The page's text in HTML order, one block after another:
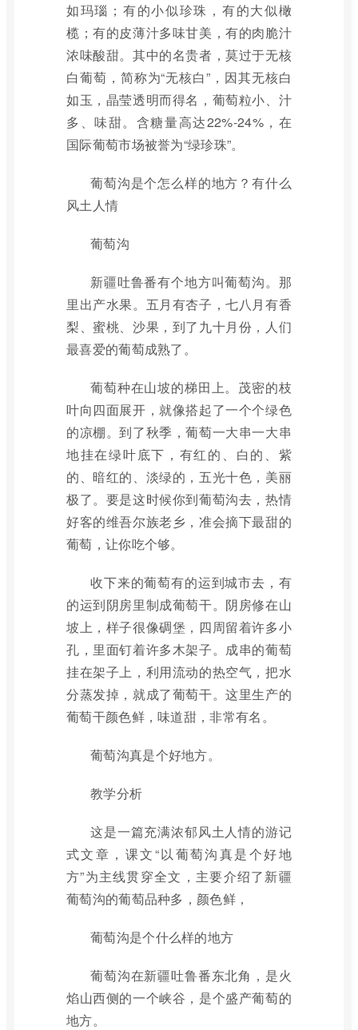
如玛瑙；有的小似珍珠，有的大似橄
榄；有的皮薄汁多味甘美，有的肉脆汁
浓味酸甜。其中的名贵者，莫过于无核
白葡萄，简称为“无核白”，因其无核白
如玉，晶莹透明而得名，葡萄粒小、汁
多、味甜。含糖量高达22%-24%，在
国际葡萄市场被誉为“绿珍珠”。
葡萄沟是个怎么样的地方？有什么
风土人情
葡萄沟
新疆吐鲁番有个地方叫葡萄沟。那
里出产水果。五月有杏子，七八月有香
梨、蜜桃、沙果，到了九十月份，人们
最喜爱的葡萄成熟了。
葡萄种在山坡的梯田上。茂密的枝
叶向四面展开，就像搭起了一个个绿色
的凉棚。到了秋季，葡萄一大串一大串
地挂在绿叶底下，有红的、白的、紫
的、暗红的、淡绿的，五光十色，美丽
极了。要是这时候你到葡萄沟去，热情
好客的维吾尔族老乡，准会摘下最甜的
葡萄，让你吃个够。
收下来的葡萄有的运到城市去，有
的运到阴房里制成葡萄干。阴房修在山
坡上，样子很像碉堡，四周留着许多小
孔，里面钉着许多木架子。成串的葡萄
挂在架子上，利用流动的热空气，把水
分蒸发掉，就成了葡萄干。这里生产的
葡萄干颜色鲜，味道甜，非常有名。
葡萄沟真是个好地方。
教学分析
这是一篇充满浓郁风土人情的游记
式文章，课文“以葡萄沟真是个好地
方”为主线贯穿全文，主要介绍了新疆
葡萄沟的葡萄品种多，颜色鲜，
葡萄沟是个什么样的地方
葡萄沟在新疆吐鲁番东北角，是火
焰山西侧的一个峡谷，是个盛产葡萄的
地方。